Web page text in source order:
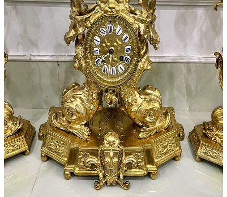
Đế – Bệ Đồng Hồ
Đồng Hồ Cây – Tủ
Đồng Hồ Treo Tường
Đồng Hồ Tượng
Đồng Hồ Để Bàn
Máy Hát
Hộp Nhạc
Polyphone
Tranh – Ảnh
Khung Tranh
Phù Điêu
Tranh Gỗ
Tranh Sơn Dầu
Tranh Sứ
Tranh Đồng
Tượng
Tượng Gỗ
Tượng Gốm Sứ
Tượng Ngà